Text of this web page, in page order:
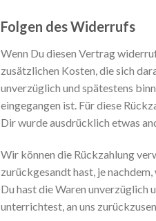
Folgen des Widerrufs
Wenn Du diesen Vertrag
zusätzlichen Kosten, die sich
unverzüglich und spätestens
eingegangen ist. Für diese
Dir wurde ausdrücklich etwas
Wir können die Rückzahlung
zurückgesandt hast, je
Du hast die Waren unverzüglich
unterrichtest, an uns